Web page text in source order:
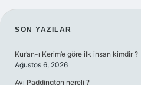
SIDEBAR
SON YAZILAR
Kur’an-ı Kerim’e göre ilk insan kimdir ?
Ağustos 6, 2026
Ayı Paddington nereli ?